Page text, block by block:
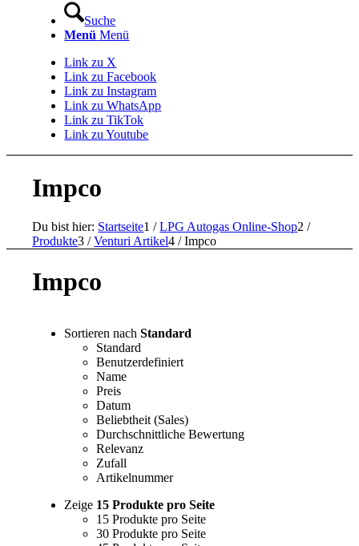
Suche
Menü Menü
Link zu X
Link zu Facebook
Link zu Instagram
Link zu WhatsApp
Link zu TikTok
Link zu Youtube
Impco
Du bist hier: Startseite1 / LPG Autogas Online-Shop2 /
Produkte3 / Venturi Artikel4 / Impco
Impco
Sortieren nachStandard
Standard
Benutzerdefiniert
Name
Preis
Datum
Beliebtheit (Sales)
Durchschnittliche Bewertung
Relevanz
Zufall
Artikelnummer
Zeige 15 Produkte pro Seite
15 Produkte pro Seite
30 Produkte pro Seite